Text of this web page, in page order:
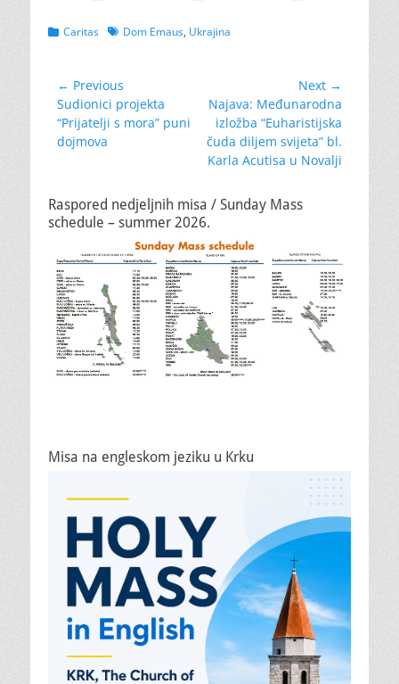
Categories
Caritas TagsDom Emaus, Ukrajina
Navigacija
objava
← Previous
Previous
post:
Sudionici projekta
“Prijatelji s mora” puni
dojmova
Next →
Next
post:
Najava: Međunarodna
izložba “Euharistijska
čuda diljem svijeta” bl.
Karla Acutisa u Novalji
Raspored nedjeljnih misa / Sunday Mass
schedule – summer 2026.
Misa na engleskom jeziku u Krku